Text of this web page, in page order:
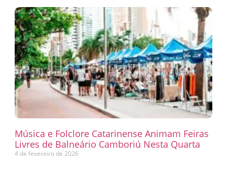
Música e Folclore Catarinense Animam Feiras
Livres de Balneário Camboriú Nesta Quarta
4 de fevereiro de 2026